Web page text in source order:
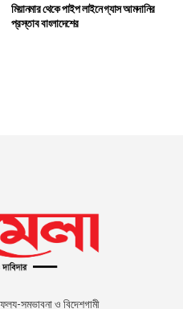
মিয়ানমার থেকে পাইপ লাইনে গ্যাস আমদানির
প্রস্তাব বাংলাদেশের
সম্ভাবনা ও বিদেশগামী